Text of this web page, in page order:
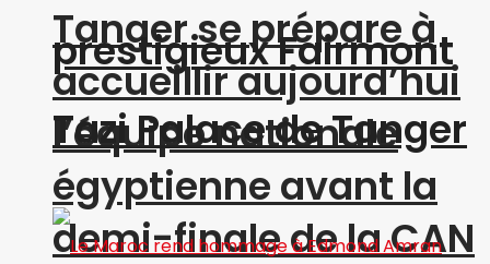
Tanger se prépare à
accueillir aujourd’hui
l’équipe nationale
égyptienne avant la
demi-finale de la CAN
prestigieux Fairmont
Tazi Palace de Tanger